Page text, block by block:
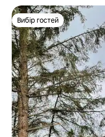
Вибір гостей
Вибір гостей